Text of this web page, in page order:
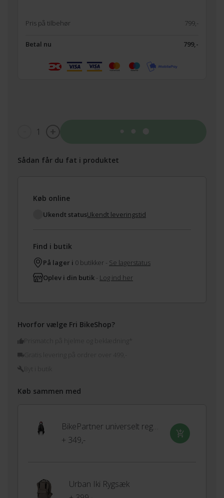
Pris på tilbehør 799,-
Betal nu 799,-
1
Sådan får du fat i produktet
Køb online
Ukendt statusUkendt leveringstid
Find i butik
På lager i 0 butikker - Se lagerstatus
Oplev i din butik - Log ind her
Hvorfor vælge Fri BikeShop?
Prismatch på hjelme og beklædning*
Køb sammen med
BikePartner universelt regnslag til barnestol
+ 349,-
Urban Iki Rygsæk